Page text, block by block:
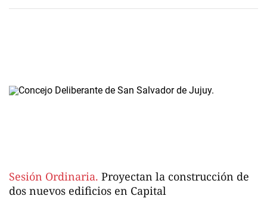
Sesión Ordinaria. Proyectan la construcción de
dos nuevos edificios en Capital